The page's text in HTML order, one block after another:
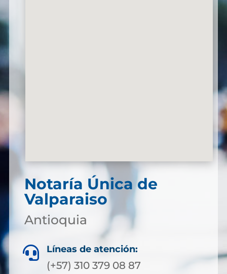
Notaría Única de
Valparaiso
Antioquia
 Líneas de atención:
(+57) 310 379 08 87